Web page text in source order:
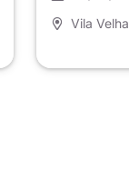
Vila Velha